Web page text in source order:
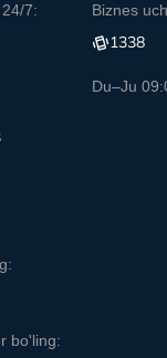
7: Biznes
1338
Du–Ju
bo'ling: